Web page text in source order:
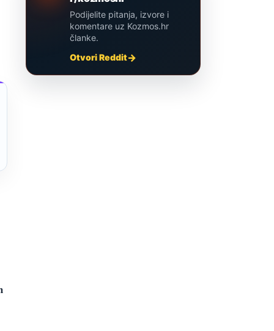
Podijelite pitanja, izvore i
komentare uz Kozmos.hr
članke.
Otvori Reddit